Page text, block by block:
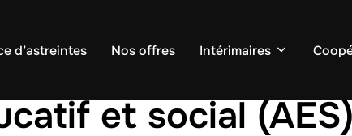
d’astreintes Nos offres Intérimaires
et social